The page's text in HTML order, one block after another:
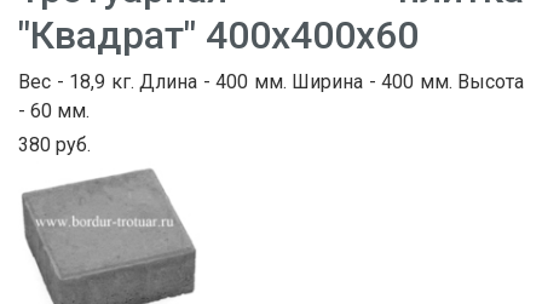
"Квадрат" 400х400х60
Вес - 18,9 кг. Длина - 400 мм. Ширина - 400 мм. Высота
- 60 мм.
380 руб.